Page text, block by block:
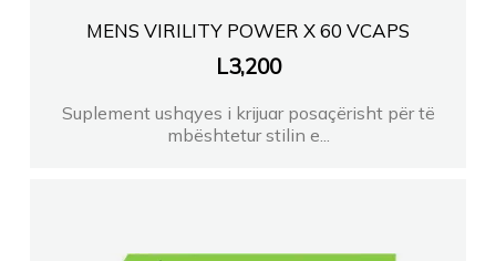
MENS VIRILITY POWER X 60 VCAPS
L3,200
Suplement ushqyes i krijuar posaçërisht për të
mbështetur stilin e...